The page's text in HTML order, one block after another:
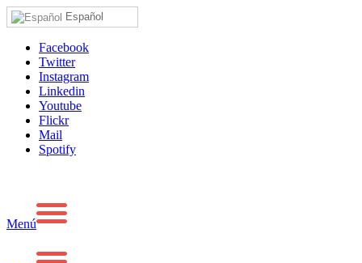
Español
Facebook
Twitter
Instagram
Linkedin
Youtube
Flickr
Mail
Spotify
Menú